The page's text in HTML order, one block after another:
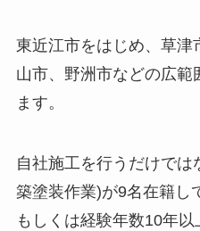
東近江市をはじめ、草津
山市、野洲市などの広範
ます。
自社施工を行うだけで
築塗装作業)が9名在籍し
もしくは経験年数10年